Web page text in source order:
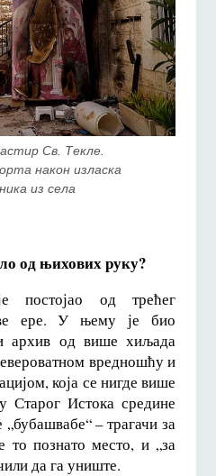
Св. Текле.
након изласка
из села
од њихових руку?
постојао од трећег
ере. У њему је био
архив од више хиљада
вредношћу и
која се нигде више
Старог Истока средине
– трагачи за
то познато место, и „за
да га униште.